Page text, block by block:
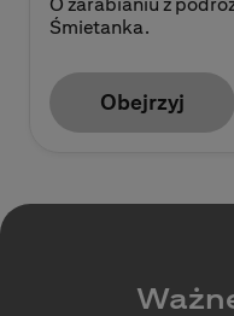
Śmietanka.
Obejrzyj